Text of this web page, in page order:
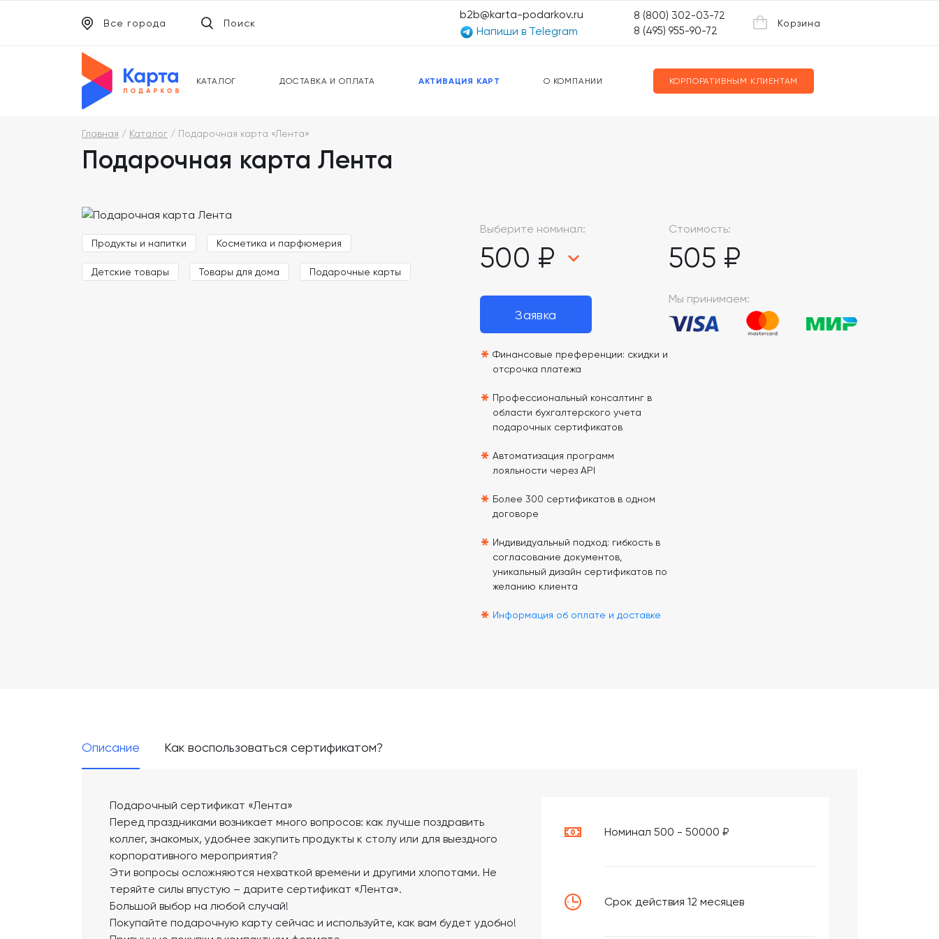
КАТАЛОГ ДОСТАВКА И ОПЛАТА АКТИВАЦИЯ КАРТ О КОМПАНИИ КОРПОРАТИВНЫМ КЛИЕНТАМ
Все города Поиск
b2b@karta-podarkov.ru
Напиши в Telegram
8 (800) 302-03-72
8 (495) 955-90-72
Корзина
ПОДАРОЧНЫЕ КАРТЫ
ПРЕДОПЛАЧЕННЫЕ КАРТЫ
Главная Каталог Подарочная карта «Лента»
Подарочная карта Лента
Продукты и напитки Косметика и парфюмерия
Детские товары Товары для дома Подарочные карты
Выберите номинал:
500 ₽
Стоимость:
505 ₽
Заявка
* Финансовые преференции: скидки и
отсрочка платежа
* Профессиональный консалтинг в
области бухгалтерского учета
подарочных сертификатов
* Автоматизация программ
лояльности через API
* Более 300 сертификатов в одном
договоре
* Индивидуальный подход: гибкость в
согласование документов,
уникальный дизайн сертификатов по
желанию клиента
* Информация об оплате и доставке
Мы принимаем:
Описание Как воспользоваться сертификатом?
Номинал 500 - 50000 ₽
Срок действия 12 месяцев
Подарочный сертификат «Лента»
Перед праздниками возникает много вопросов: как лучше поздравить
коллег, знакомых, удобнее закупить продукты к столу или для выездного
корпоративного мероприятия?
Эти вопросы осложняются нехваткой времени и другими хлопотами. Не
теряйте силы впустую – дарите сертификат «Лента».
Большой выбор на любой случай!
Покупайте подарочную карту сейчас и используйте, как вам будет удобно!